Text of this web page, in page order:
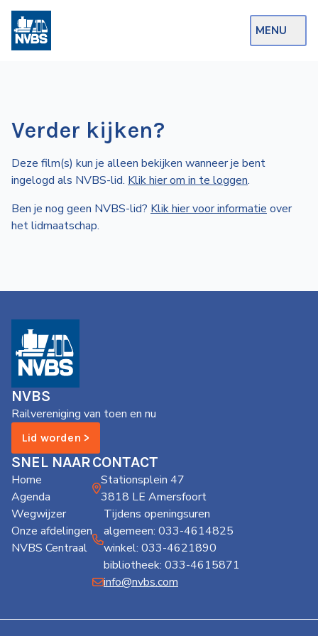
MENU
NVBS Actueel
Afdelingen
Excursies
Actueel
aanbod
NVBS
Wegwijzer
Mijn
NVBS
Verder kijken?
Deze film(s) kun je alleen bekijken wanneer je bent
ingelogd als NVBS-lid. Klik hier om in te loggen.
Ben je nog geen NVBS-lid? Klik hier voor informatie over
het lidmaatschap.
NVBS
Railvereniging van toen en nu
Lid worden >
SNEL NAAR
Home
Agenda
Wegwijzer
Onze afdelingen
NVBS Centraal
CONTACT
Stationsplein 47
3818 LE Amersfoort
Tijdens openingsuren
algemeen: 033-4614825
winkel: 033-4621890
bibliotheek: 033-4615871
info@nvbs.com